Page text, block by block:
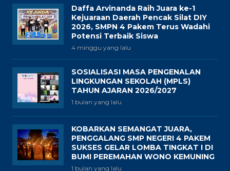
Daffa Arvinanda Raih Juara ke-1
Kejuaraan Daerah Pencak Silat DIY
2026, SMPN 4 Pakem Terus Wadahi
Potensi Terbaik Siswa
4 minggu yang lalu
SOSIALISASI MASA PENGENALAN
LINGKUNGAN SEKOLAH (MPLS)
TAHUN AJARAN 2026/2027
1 bulan yang lalu
KOBARKAN SEMANGAT JUARA,
PENGGALANG SMP NEGERI 4 PAKEM
SUKSES GELAR LOMBA TINGKAT I DI
BUMI PEREMAHAN WONO KEMUNING
1 bulan yang lalu